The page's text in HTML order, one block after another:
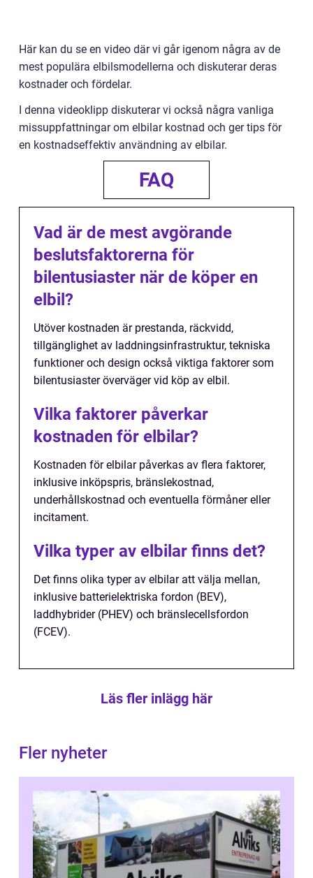
Här kan du se en video där vi går igenom några av de
mest populära elbilsmodellerna och diskuterar deras
kostnader och fördelar.
I denna videoklipp diskuterar vi också några vanliga
missuppfattningar om elbilar kostnad och ger tips för
en kostnadseffektiv användning av elbilar.
FAQ
Vad är de mest avgörande
beslutsfaktorerna för
bilentusiaster när de köper en
elbil?
Utöver kostnaden är prestanda, räckvidd,
tillgänglighet av laddningsinfrastruktur, tekniska
funktioner och design också viktiga faktorer som
bilentusiaster överväger vid köp av elbil.
Vilka faktorer påverkar
kostnaden för elbilar?
Kostnaden för elbilar påverkas av flera faktorer,
inklusive inköpspris, bränslekostnad,
underhållskostnad och eventuella förmåner eller
incitament.
Vilka typer av elbilar finns det?
Det finns olika typer av elbilar att välja mellan,
inklusive batterielektriska fordon (BEV),
laddhybrider (PHEV) och bränslecellsfordon
(FCEV).
Läs fler inlägg här
Fler nyheter